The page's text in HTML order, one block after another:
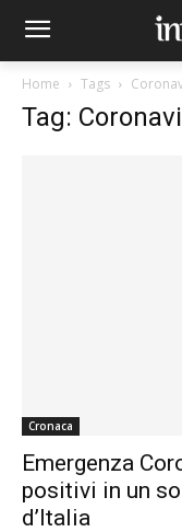
Home Tags
Tag:
Cronaca
Emergenza
positivi in un
d’Italia